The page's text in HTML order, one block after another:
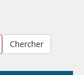
Chercher